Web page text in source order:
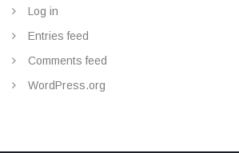
Log in
Entries feed
Comments feed
WordPress.org